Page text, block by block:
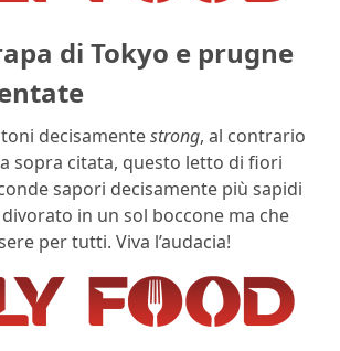
di Tokyo e prugne
decisamentestrong, al contrario
sopra citata, questo letto di fiori
sapori decisamente più sapidi
in un sol boccone ma che
per tutti. Viva l’audacia!